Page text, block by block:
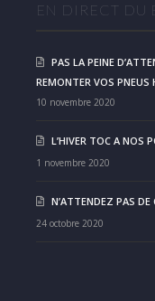
EN DIRECT DU
PAS LA PEINE
REMONTER VOS PNEUS
10 novembre 2020
L’HIVER TOC A NOS
1 novembre 2020
N’ATTENDEZ PAS DE
24 octobre 2020